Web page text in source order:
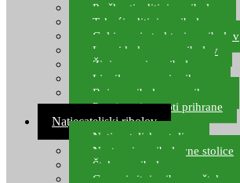
Praškasti aditivi za ribolov
Tekući aditivi za ribolov
Gel i sprej atraktori za ribolov
Lovni kukuruz za ribolov
Živi mamci za ribolov
Ljepilo za crve i prihranu
Boje za ribolovnu prihranu
Provjereni recepti prihrane
Natjecateljski ribolov
Natjecateljske stolice
Nastavci za ribolovne stolice
Šteke za ribolov
Gume i sitni pribor za šteku